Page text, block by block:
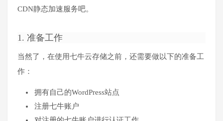
CDN静态加速服务吧。
1. 准备工作
当然了，在使用七牛云存储之前，还需要做以下的准备工
作：
拥有自己的WordPress站点
注册七牛账户